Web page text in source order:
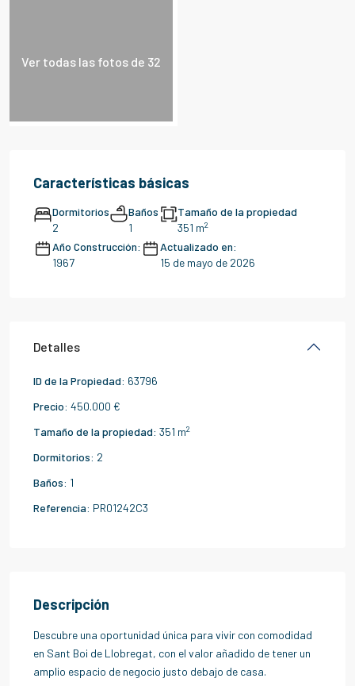
Ver todas las fotos de 32
Características básicas
Dormitorios
2
Baños
1
Tamaño de la propiedad
351 m2
Año Construcción:
1967
Actualizado en:
15 de mayo de 2026
Detalles
ID de la Propiedad: 63796
Precio: 450.000 €
Tamaño de la propiedad: 351 m2
Dormitorios: 2
Baños: 1
Referencia: PR01242C3
Descripción
Descubre una oportunidad única para vivir con comodidad
en Sant Boi de Llobregat, con el valor añadido de tener un
amplio espacio de negocio justo debajo de casa.